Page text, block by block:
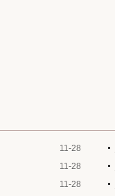
11-28
11-28
11-28